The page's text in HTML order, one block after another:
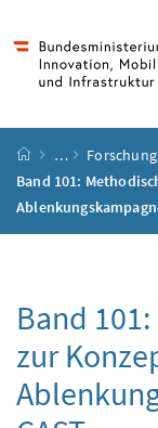
Startseite
…
Band 101:
Band
zur